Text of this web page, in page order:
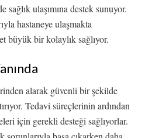
sağlık ulaşımına destek sunuyor.
hastaneye ulaşmakta
büyük bir kolaylık sağlıyor.
alarak güvenli bir şekilde
Tedavi süreçlerinin ardından
için gerekli desteği sağlıyorlar.